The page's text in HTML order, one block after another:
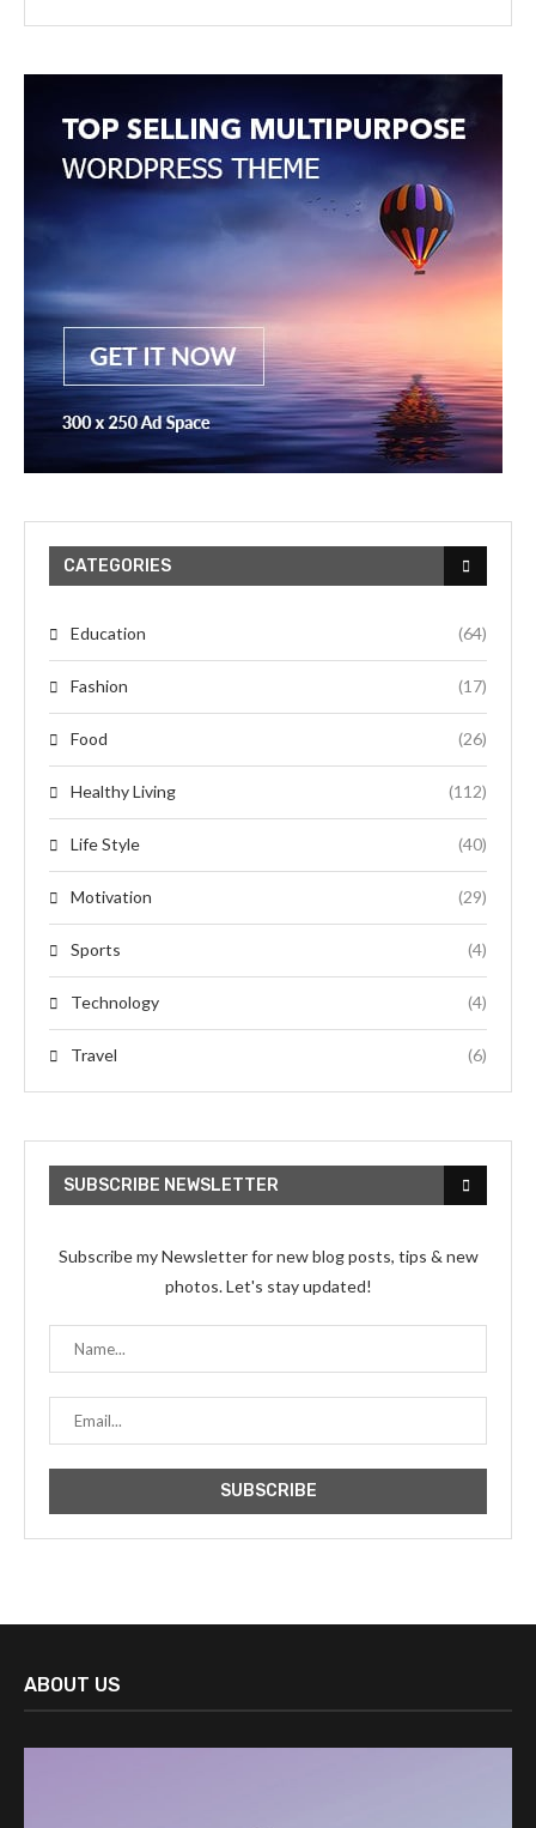
CATEGORIES
Education (64)
Fashion (17)
Food (26)
Healthy Living (112)
Life Style (40)
Motivation (29)
Sports (4)
Technology (4)
Travel (6)
SUBSCRIBE NEWSLETTER
Subscribe my Newsletter for new blog posts, tips & new
photos. Let's stay updated!
ABOUT US